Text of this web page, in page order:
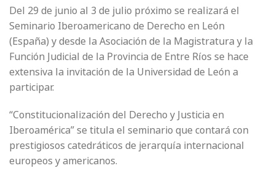
Del 29 de junio al 3 de julio próximo se realizará el
Seminario Iberoamericano de Derecho en León
(España) y desde la Asociación de la Magistratura y la
Función Judicial de la Provincia de Entre Ríos se hace
extensiva la invitación de la Universidad de León a
participar.
“Constitucionalización del Derecho y Justicia en
Iberoamérica” se titula el seminario que contará con
prestigiosos catedráticos de jerarquía internacional
europeos y americanos.